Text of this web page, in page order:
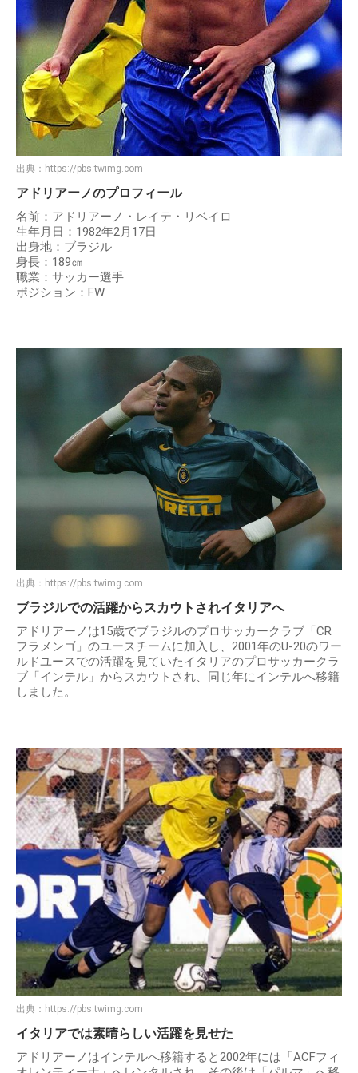
出典： https://pbs.twimg.com
アドリアーノのプロフィール
名前：アドリアーノ・レイテ・リベイロ
生年月日：1982年2月17日
出身地：ブラジル
身長：189㎝
職業：サッカー選手
ポジション：FW
出典： https://pbs.twimg.com
ブラジルでの活躍からスカウトされイタリアへ
アドリアーノは15歳でブラジルのプロサッカークラブ「CR
フラメンゴ」のユースチームに加入し、2001年のU-20のワー
ルドユースでの活躍を見ていたイタリアのプロサッカークラ
ブ「インテル」からスカウトされ、同じ年にインテルへ移籍
しました。
出典： https://pbs.twimg.com
イタリアでは素晴らしい活躍を見せた
アドリアーノはインテルへ移籍すると2002年には「ACFフィ